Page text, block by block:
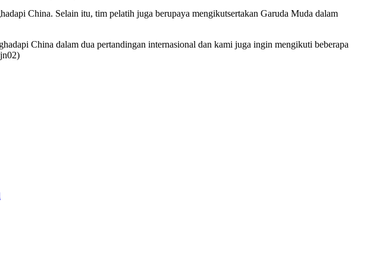
China. Selain itu, tim pelatih juga berupaya mengikutsertakan Garuda Muda dalam
China dalam dua pertandingan internasional dan kami juga ingin mengikuti beberapa